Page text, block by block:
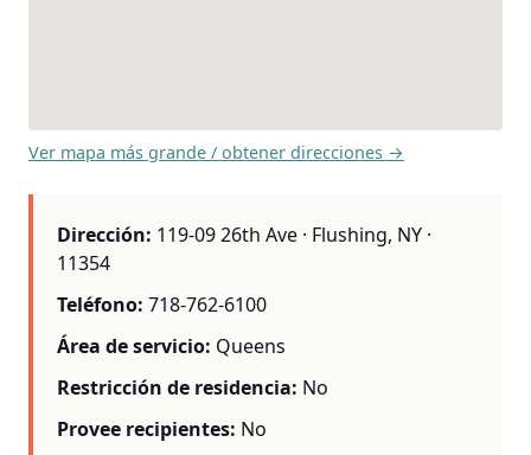
Ver mapa más grande / obtener direcciones →
Dirección: 119-09 26th Ave · Flushing, NY ·
11354
Teléfono: 718-762-6100
Área de servicio: Queens
Restricción de residencia: No
Provee recipientes: No